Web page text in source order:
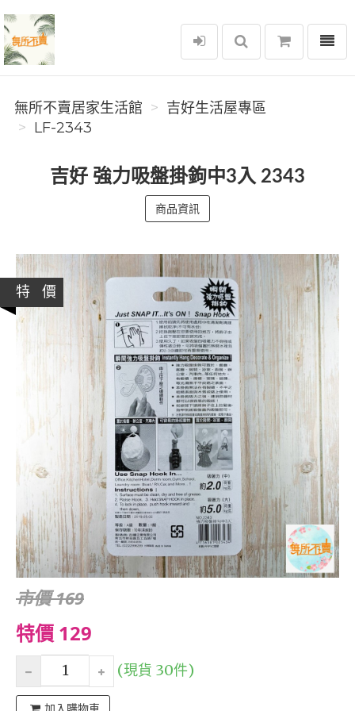
無所不賣居家生活館
選單
無所不賣居家生活館
吉好生活屋專區
LF-2343
吉好 強力吸盤掛鉤中3入 2343
商品資訊
特 價
市價 169
特價 129
(現貨 30件)